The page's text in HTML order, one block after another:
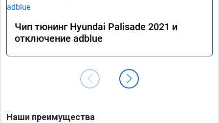
Чип тюнинг Hyundai Palisade 2021 и
отключение adblue
Наши преимущества